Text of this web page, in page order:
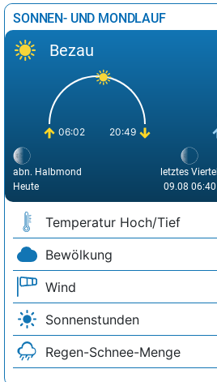
SONNEN- UND MONDLAUF
Bezau
06:02 20:49
abn. Halbmond
Heute
letztes Viertel
09.08 06:40
Temperatur Hoch/Tief
Bewölkung
Wind
Sonnenstunden
Regen-Schnee-Menge